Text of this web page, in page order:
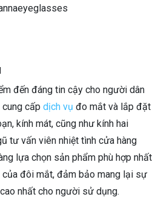
đến đáng tin cậy cho người dân
cấp dịch vụ đo mắt và lắp đặt
kính mát, cũng như kính hai
tư vấn viên nhiệt tình cửa hàng
lựa chọn sản phẩm phù hợp nhất
của đôi mắt, đảm bảo mang lại sự
nhất cho người sử dụng.